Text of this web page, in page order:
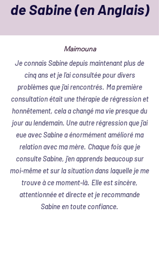
de Sabine (en Anglais)
Maimouna
Je connais Sabine depuis maintenant plus de
cinq ans et je l'ai consultée pour divers
problèmes que j'ai rencontrés. Ma première
consultation était une thérapie de régression et
honnêtement, cela a changé ma vie presque du
jour au lendemain. Une autre régression que j'ai
eue avec Sabine a énormément amélioré ma
relation avec ma mère. Chaque fois que je
consulte Sabine, j'en apprends beaucoup sur
moi-même et sur la situation dans laquelle je me
trouve à ce moment-là. Elle est sincère,
attentionnée et directe et je recommande
Sabine en toute confiance.